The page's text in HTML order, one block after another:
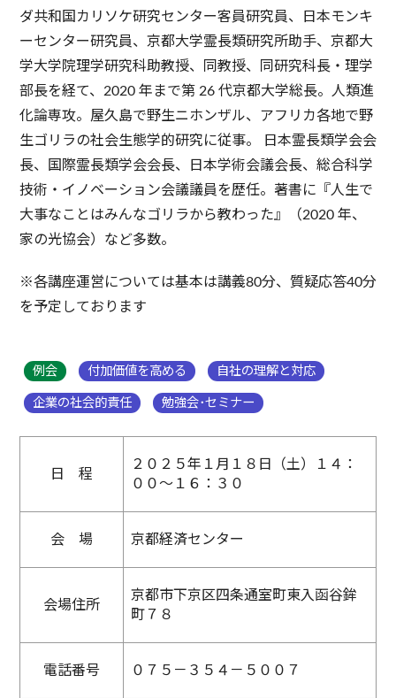
ダ共和国カリソケ研究センター客員研究員、日本モンキ
ーセンター研究員、京都大学霊長類研究所助手、京都大
学大学院理学研究科助教授、同教授、同研究科長・理学
部長を経て、2020 年まで第 26 代京都大学総長。人類進
化論専攻。屋久島で野生ニホンザル、アフリカ各地で野
生ゴリラの社会生態学的研究に従事。 日本霊長類学会会
長、国際霊長類学会会長、日本学術会議会長、総合科学
技術・イノベーション会議議員を歴任。著書に『人生で
大事なことはみんなゴリラから教わった』（2020 年、
家の光協会）など多数。
※各講座運営については基本は講義80分、質疑応答40分
を予定しております
例会 付加価値を高める 自社の理解と対応
企業の社会的責任 勉強会･セミナー
日 程
２０２５年１月１８日（土）１４：
００～１６：３０
会 場 京都経済センター
会場住所
京都市下京区四条通室町東入函谷鉾
町７８
電話番号 ０７５－３５４－５００７